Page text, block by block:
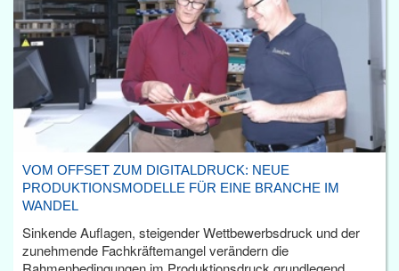
VOM OFFSET ZUM DIGITALDRUCK: NEUE
PRODUKTIONSMODELLE FÜR EINE BRANCHE IM
WANDEL
Sinkende Auflagen, steigender Wettbewerbsdruck und der
zunehmende Fachkräftemangel verändern die